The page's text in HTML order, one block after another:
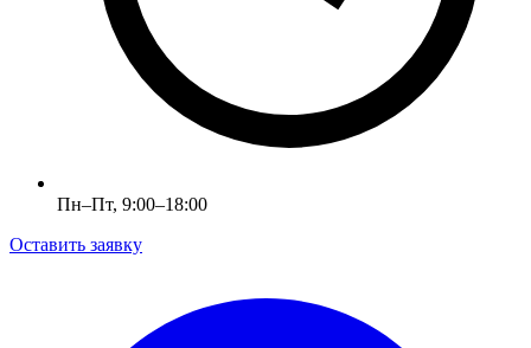
Пн–Пт, 9:00–18:00
Оставить заявку